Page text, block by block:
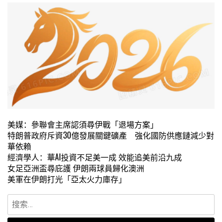
美媒：參聯會主席認須尋伊戰「退場方案」
特朗普政府斥資30億發展關鍵礦產 強化國防供應鏈減少對
華依賴
經濟學人：華AI投資不足美一成 效能追美前沿九成
女足亞洲盃尋庇護 伊朗兩球員歸化澳洲
美軍在伊朗打光「亞太火力庫存」
搜
索：